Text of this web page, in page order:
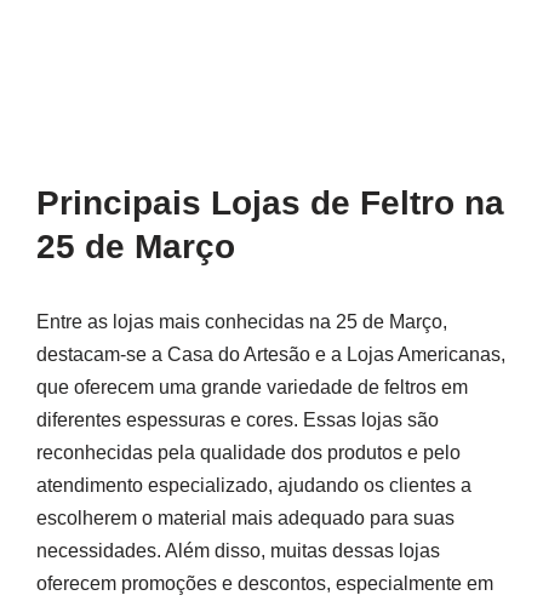
Principais Lojas de Feltro na
25 de Março
Entre as lojas mais conhecidas na 25 de Março,
destacam-se a Casa do Artesão e a Lojas Americanas,
que oferecem uma grande variedade de feltros em
diferentes espessuras e cores. Essas lojas são
reconhecidas pela qualidade dos produtos e pelo
atendimento especializado, ajudando os clientes a
escolherem o material mais adequado para suas
necessidades. Além disso, muitas dessas lojas
oferecem promoções e descontos, especialmente em